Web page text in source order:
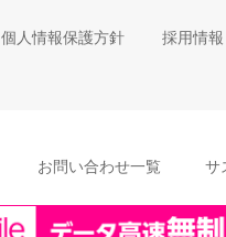
個人情報保護方針 採用情報
お問い合わせ一覧 サ